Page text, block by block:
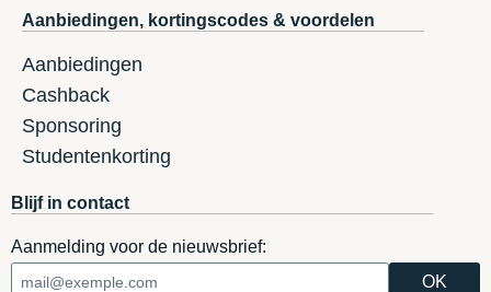
Aanbiedingen, kortingscodes & voordelen
Aanbiedingen
Cashback
Sponsoring
Studentenkorting
Blijf in contact
Aanmelding voor de nieuwsbrief: